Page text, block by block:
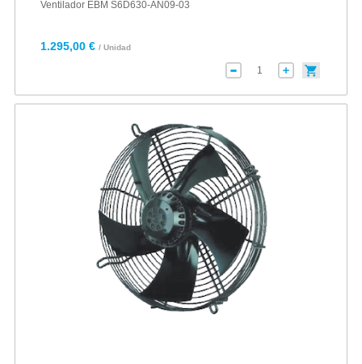
Ventilador EBM S6D630-AN09-03
1.295,00 € / Unidad